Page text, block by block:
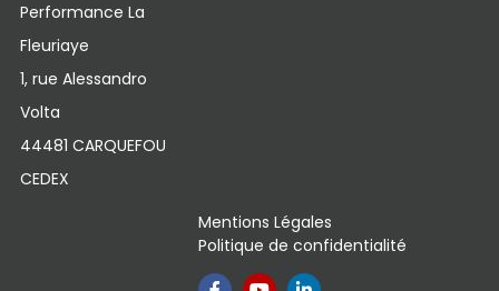
Performance La
Fleuriaye
1, rue Alessandro
Volta
44481 CARQUEFOU
CEDEX
Mentions Légales
Politique de confidentialité